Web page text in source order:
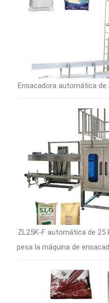
Ensacadora automática de
ZL25K-F automática de 25
pesa la máquina de